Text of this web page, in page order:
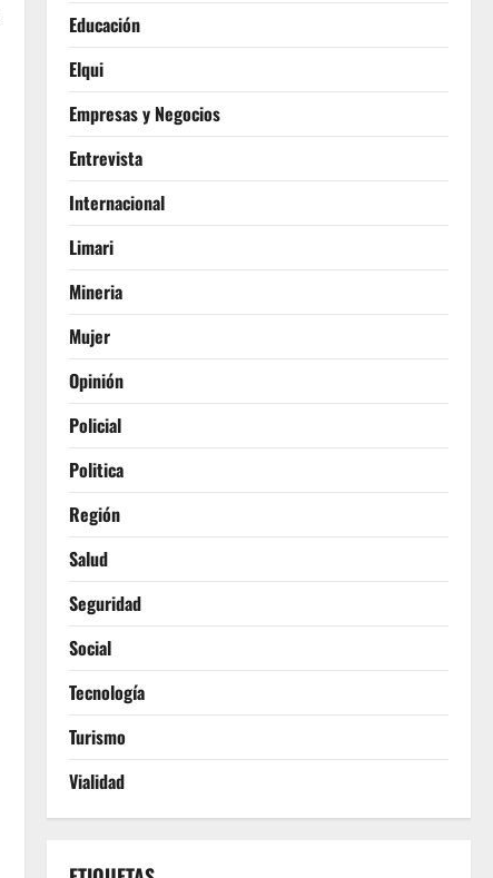
Educación
Elqui
Empresas y Negocios
Entrevista
Internacional
Limari
Mineria
Mujer
Opinión
Policial
Politica
Región
Salud
Seguridad
Social
Tecnología
Turismo
Vialidad